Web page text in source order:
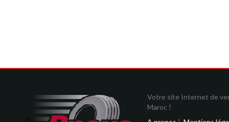
Votre site Internet de
Maroc !